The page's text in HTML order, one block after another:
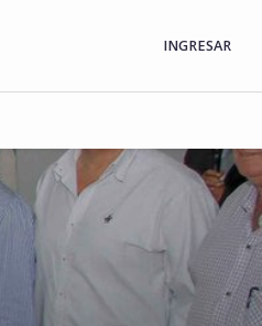
INGRESAR